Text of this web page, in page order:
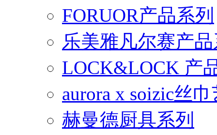
FORUOR产品系列
乐美雅凡尔赛产
LOCK&LOCK 产
aurora x soizic丝
赫曼德厨具系列